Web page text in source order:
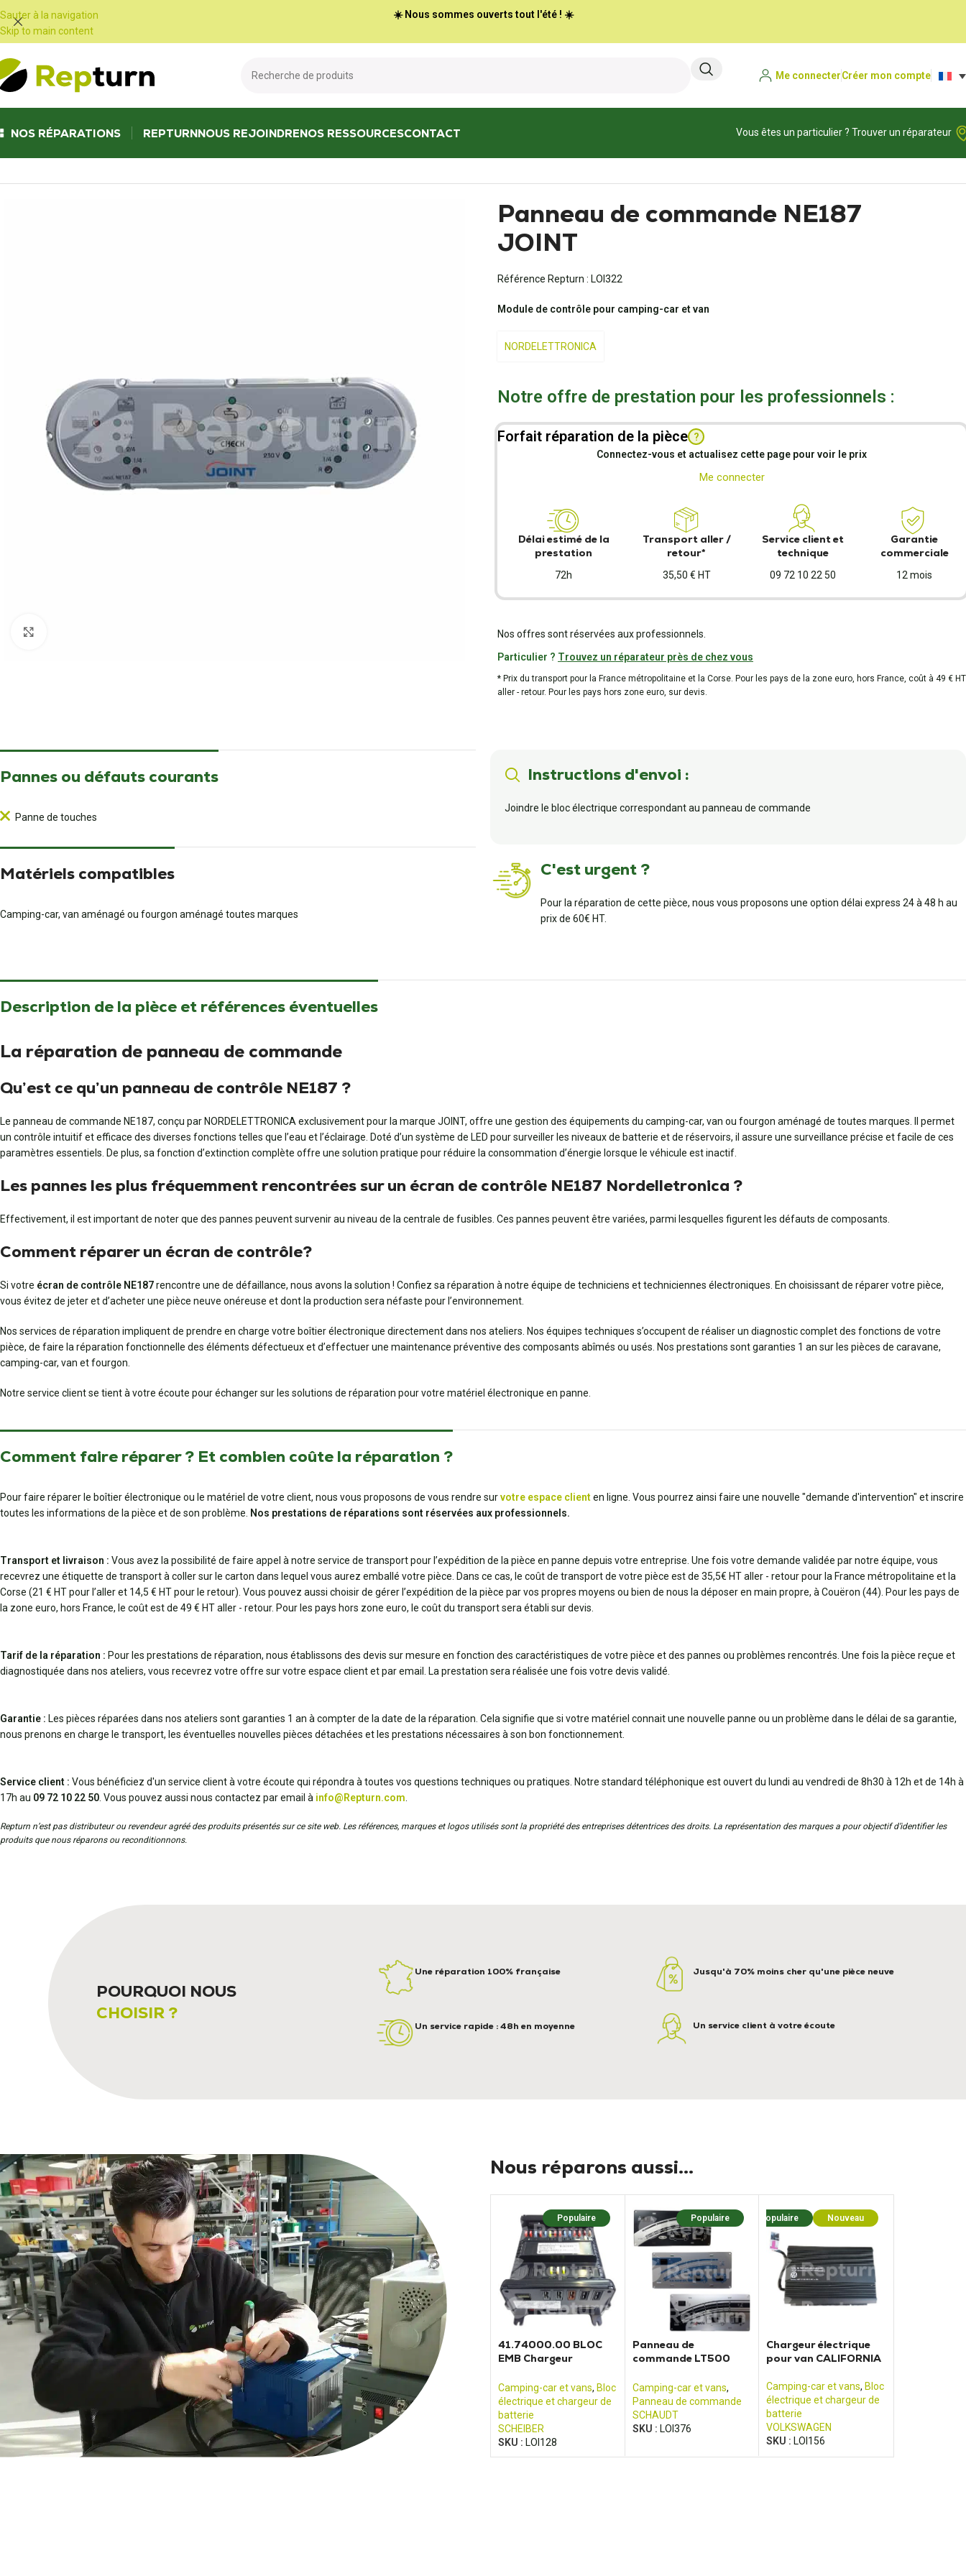
Sauter à la navigation
Skip to main content
☀️ Nous sommes ouverts tout l'été ! ☀️
Me connecterCréer mon compte
NOS RÉPARATIONS REPTURNNOUS REJOINDRENOS RESSOURCESCONTACT
Vous êtes un particulier ? Trouver un réparateur
Panneau de commande NE187
JOINT
Référence Repturn : LOI322
Module de contrôle pour camping-car et van
NORDELETTRONICA
Notre offre de prestation pour les professionnels :
Forfait réparation de la pièce ?
Connectez-vous et actualisez cette page pour voir le prix
Me connecter
Délai estimé de la
prestation
72h
Transport aller /
retour*
35,50 € HT
Service client et
technique
09 72 10 22 50
Garantie
commerciale
12 mois
Nos offres sont réservées aux professionnels.
Particulier ? Trouvez un réparateur près de chez vous
* Prix du transport pour la France métropolitaine et la Corse. Pour les pays de la zone euro, hors France, coût à 49 € HT
aller - retour. Pour les pays hors zone euro, sur devis.
Pannes ou défauts courants
Panne de touches
Matériels compatibles
Camping-car, van aménagé ou fourgon aménagé toutes marques
Instructions d'envoi :
Joindre le bloc électrique correspondant au panneau de commande
C'est urgent ?
Pour la réparation de cette pièce, nous vous proposons une option délai express 24 à 48 h au
prix de 60€ HT.
Description de la pièce et références éventuelles
La réparation de panneau de commande
Qu’est ce qu’un panneau de contrôle NE187 ?
Le panneau de commande NE187, conçu par NORDELETTRONICA exclusivement pour la marque JOINT, offre une gestion des équipements du camping-car, van ou fourgon aménagé de toutes marques. Il permet
un contrôle intuitif et efficace des diverses fonctions telles que l’eau et l’éclairage. Doté d’un système de LED pour surveiller les niveaux de batterie et de réservoirs, il assure une surveillance précise et facile de ces
paramètres essentiels. De plus, sa fonction d’extinction complète offre une solution pratique pour réduire la consommation d’énergie lorsque le véhicule est inactif.
Les pannes les plus fréquemment rencontrées sur un écran de contrôle NE187 Nordelle­tronica ?
Effectivement, il est important de noter que des pannes peuvent survenir au niveau de la centrale de fusibles. Ces pannes peuvent être variées, parmi lesquelles figurent les défauts de composants.
Comment réparer un écran de contrôle?
Si votre écran de contrôle NE187rencontre une de défaillance, nous avons la solution ! Confiez sa réparation à notre équipe de techniciens et techniciennes électroniques. En choisissant de réparer votre pièce,
vous évitez de jeter et d’acheter une pièce neuve onéreuse et dont la production sera néfaste pour l’environnement.
Nos services de réparation impliquent de prendre en charge votre boîtier électronique directement dans nos ateliers. Nos équipes techniques s’occupent de réaliser un diagnostic complet des fonctions de votre
pièce, de faire la réparation fonctionnelle des éléments défectueux et d’effectuer une maintenance préventive des composants abîmés ou usés. Nos prestations sont garanties 1 an sur les pièces de caravane,
camping-car, van et fourgon.
Notre service client se tient à votre écoute pour échanger sur les solutions de réparation pour votre matériel électronique en panne.
Comment faire réparer ? Et combien coûte la réparation ?
Pour faire réparer le boîtier électronique ou le matériel de votre client, nous vous proposons de vous rendre survotre espace clienten ligne. Vous pourrez ainsi faire une nouvelle "demande d'intervention" et inscrire
toutes les informations de la pièce et de son problème. Nos prestations de réparations sont réservées aux professionnels.
Transport et livraison : Vous avez la possibilité de faire appel à notre service de transport pour l’expédition de la pièce en panne depuis votre entreprise. Une fois votre demande validée par notre équipe, vous
recevrez une étiquette de transport à coller sur le carton dans lequel vous aurez emballé votre pièce. Dans ce cas, le coût de transport de votre pièce est de 35,5€ HT aller - retour pour la France métropolitaine et la
Corse (21 € HT pour l’aller et 14,5 € HT pour le retour). Vous pouvez aussi choisir de gérer l’expédition de la pièce par vos propres moyens ou bien de nous la déposer en main propre, à Couëron (44). Pour les pays de
la zone euro, hors France, le coût est de 49 € HT aller - retour. Pour les pays hors zone euro, le coût du transport sera établi sur devis.
Tarif de la réparation : Pour les prestations de réparation, nous établissons des devis sur mesure en fonction des caractéristiques de votre pièce et des pannes ou problèmes rencontrés. Une fois la pièce reçue et
diagnostiquée dans nos ateliers, vous recevrez votre offre sur votre espace client et par email. La prestation sera réalisée une fois votre devis validé.
Garantie : Les pièces réparées dans nos ateliers sont garanties 1 an à compter de la date de la réparation. Cela signifie que si votre matériel connait une nouvelle panne ou un problème dans le délai de sa garantie,
nous prenons en charge le transport, les éventuelles nouvelles pièces détachées et les prestations nécessaires à son bon fonctionnement.
Service client : Vous bénéficiez d'un service client à votre écoute qui répondra à toutes vos questions techniques ou pratiques. Notre standard téléphonique est ouvert du lundi au vendredi de 8h30 à 12h et de 14h à
17h au 09 72 10 22 50 . Vous pouvez aussi nous contactez par email à info@Repturn.com
Repturn n’est pas distributeur ou revendeur agréé des produits présentés sur ce site web. Les références, marques et logos utilisés sont la propriété des entreprises détentrices des droits. La représentation des marques a pour objectif d’identifier les
produits que nous réparons ou reconditionnons.
POURQUOI NOUS
CHOISIR ?
Une réparation 100% française
Un service rapide : 48h en moyenne
Jusqu'à 70% moins cher qu'une pièce neuve
Un service client à votre écoute
Nous réparons aussi...
Populaire
41.74000.00 BLOC
EMB Chargeur
électrique Scheiber
Camping-car et vans, Bloc
électrique et chargeur de
batterie
SCHEIBER
SKU : LOI128
Populaire
Panneau de
commande LT500
FRANKIA
Camping-car et vans,
Panneau de commande
SCHAUDT
SKU : LOI376
Populaire Nouveau
Chargeur électrique
pour van CALIFORNIA
Camping-car et vans, Bloc
électrique et chargeur de
batterie
VOLKSWAGEN
SKU : LOI156